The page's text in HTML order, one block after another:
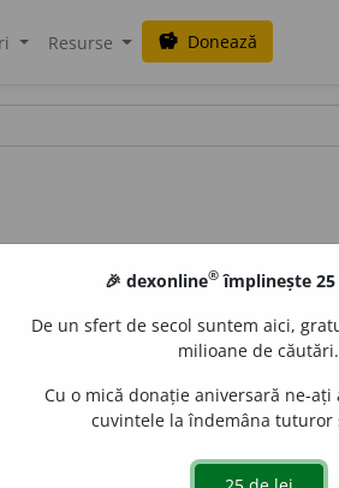
Resurse savings Donează
a atribui. 2. a stabili un acord
🎉 dexonline® împlinește 25
De un sfert de secol suntem aici,
milioane de căutări.
Cu o mică donație aniversară ne-ați
cuvintele la îndemâna tuturor